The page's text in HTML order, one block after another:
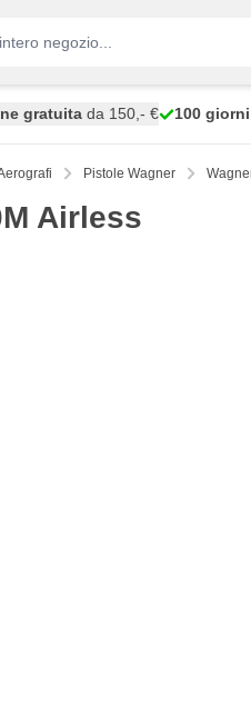
gratuita da 150,- € 100 giorni
Pistole Wagner
Airless